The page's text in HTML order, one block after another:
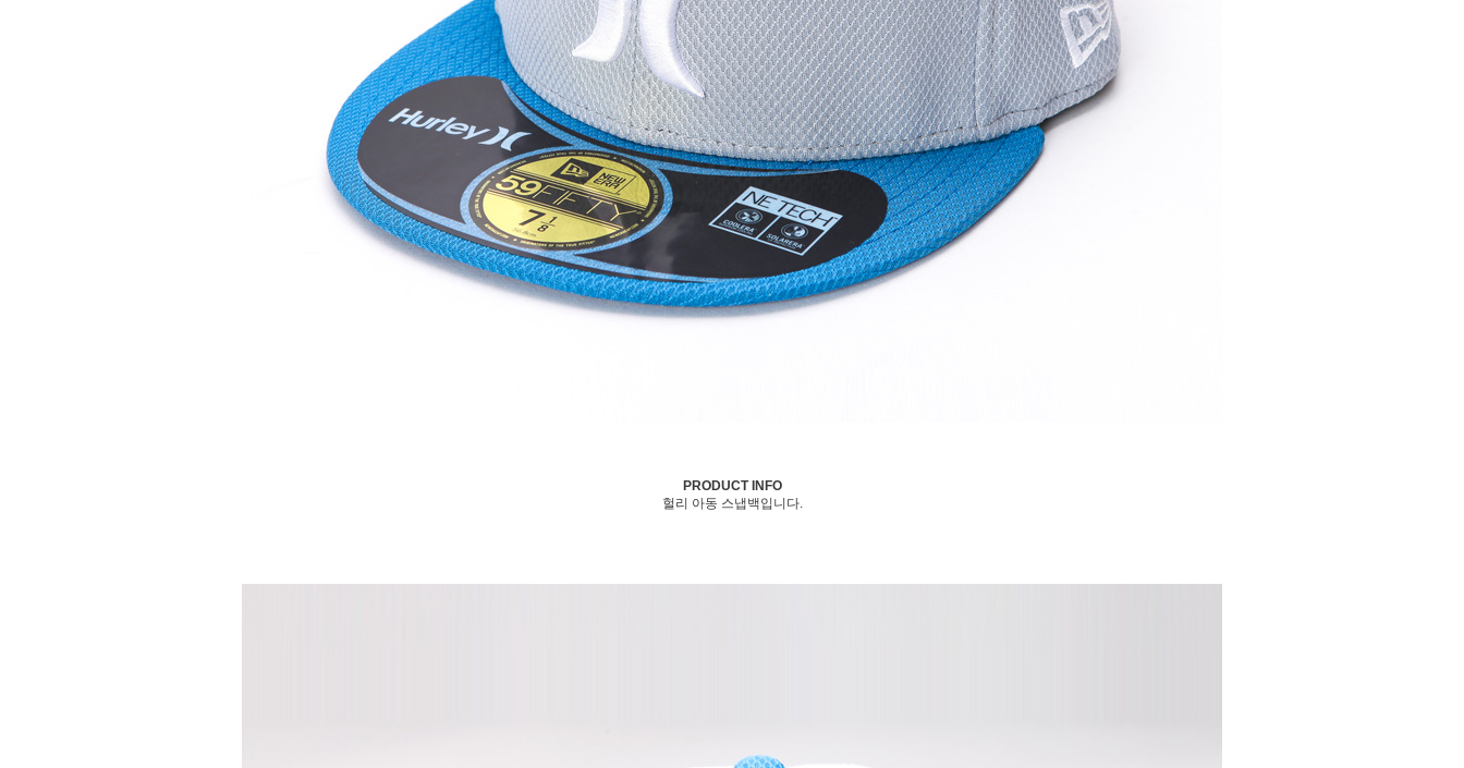
PRODUCT INFO
헐리 아동 스냅백입니다.